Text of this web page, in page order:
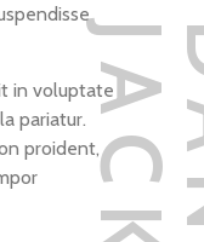
in voluptate
pariatur.
proident,